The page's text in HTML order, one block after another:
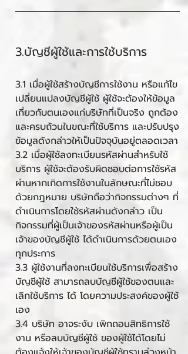
3.บัญชีผู้ใช้และการใช้บริการ
3.1 เมื่อผู้ใช้สร้างบัญชีการใช้งาน หรือแก้ไข
เปลี่ยนแปลงบัญชีผู้ใช้ ผู้ใช้จะต้องให้ข้อมูล
เกี่ยวกับตนเองแก่บริษัทที่เป็นจริง ถูกต้อง
และครบถ้วนในขณะที่ใช้บริการ และปรับปรุง
ข้อมูลดังกล่าวให้เป็นปัจจุบันอยู่ตลอดเวลา
3.2 เมื่อผู้ใช้ลงทะเบียนรหัสผ่านสำหรับใช้
บริการ ผู้ใช้จะต้องรับผิดชอบต่อการใช้รหัส
ผ่านหากเกิดการใช้งานในลักษณะที่ไม่ชอบ
ด้วยกฎหมาย บริษัทถือว่ากิจกรรมต่างๆ ที่
ดำเนินการโดยใช้รหัสผ่านดังกล่าว เป็น
กิจกรรมที่ผู้เป็นเจ้าของรหัสผ่านหรือผู้เป็น
เจ้าของบัญชีผู้ใช้ ได้ดำเนินการด้วยตนเอง
ทุกประการ
3.3 ผู้ใช้งานที่ลงทะเบียนใช้บริการเพื่อสร้าง
บัญชีผู้ใช้ สามารถลบบัญชีผู้ใช้ของตนและ
เลิกใช้บริการ ได้ โดยความประสงค์ของผู้ใช้
เอง
3.4 บริษัท อาจระงับ เพิกถอนสิทธิการใช้
งาน หรือลบบัญชีผู้ใช้ ของผู้ใช้ได้โดยไม่